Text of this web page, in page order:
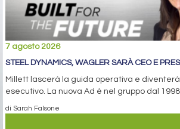
7 agosto 2026
STEEL DYNAMICS, WAGLER SARÀ CEO E
Millett lascerà la guida operativa e
esecutivo. La nuova Ad è nel gruppo dal 1998
di Sarah Falsone